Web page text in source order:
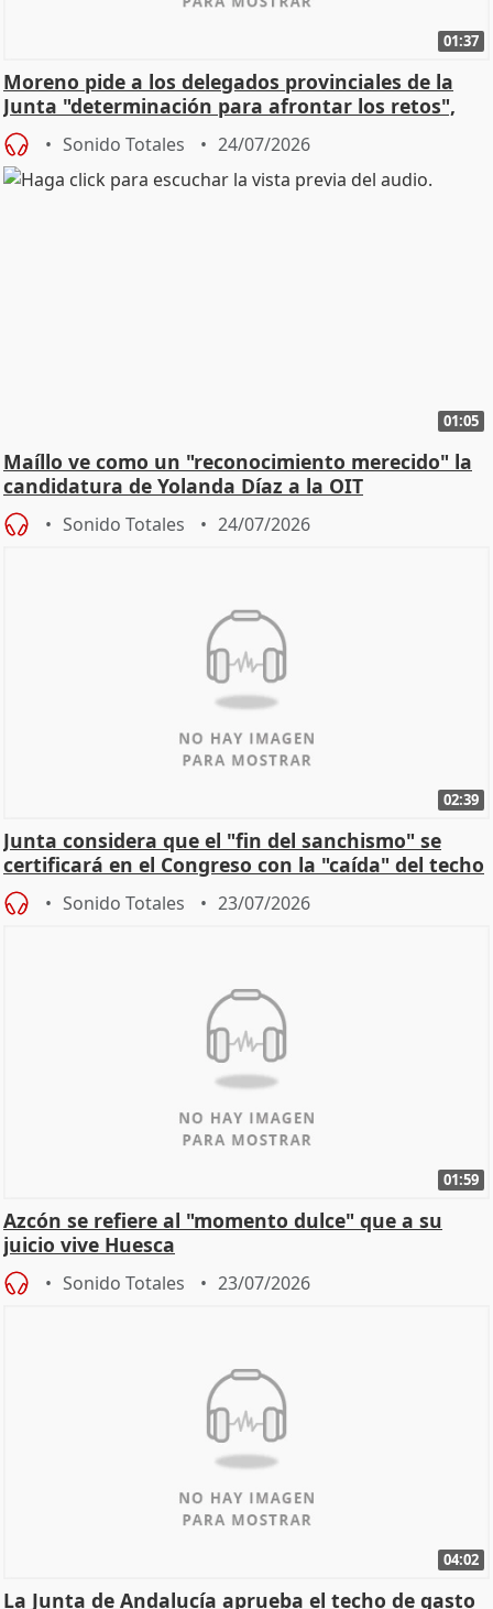
01:37
Moreno pide a los delegados provinciales de la
Junta "determinación para afrontar los retos",
diálog
Sonido Totales 24/07/2026
01:05
Maíllo ve como un "reconocimiento merecido" la
candidatura de Yolanda Díaz a la OIT
Sonido Totales 24/07/2026
02:39
Junta considera que el "fin del sanchismo" se
certificará en el Congreso con la "caída" del techo
de
Sonido Totales 23/07/2026
01:59
Azcón se refiere al "momento dulce" que a su
juicio vive Huesca
Sonido Totales 23/07/2026
04:02
La Junta de Andalucía aprueba el techo de gasto